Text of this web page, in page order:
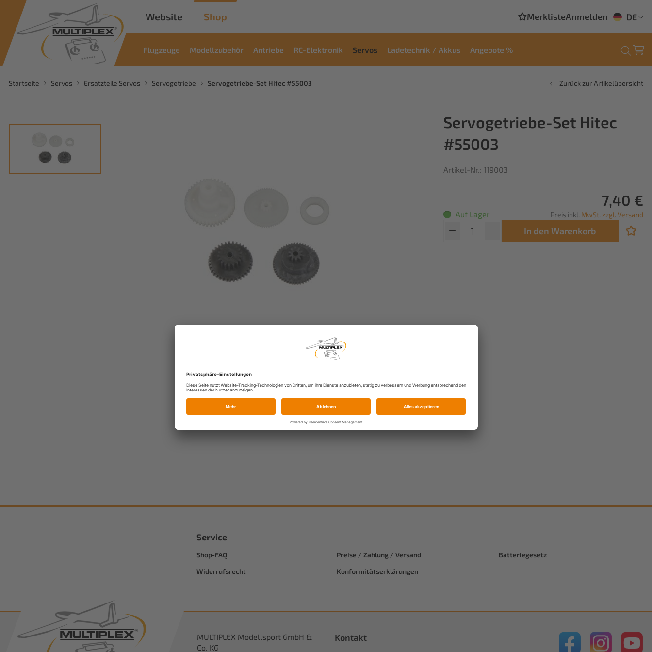
Website Shop MerklisteAnmelden DE
Flugzeuge Modellzubehör Antriebe RC-Elektronik Servos Ladetechnik / Akkus Angebote %
Startseite Servos Ersatzteile Servos Servogetriebe Servogetriebe-Set Hitec #55003 Zurück zur Artikelübersicht
Servogetriebe-Set Hitec
#55003
Artikel-Nr.: 119003
7,40 €
Preis inkl. MwSt. zzgl. Versand
Auf Lager
In den Warenkorb
Service
Shop-FAQ Preise / Zahlung / Versand
Batteriegesetz
Widerrufsrecht
Konformitätserklärungen
MULTIPLEX Modellsport GmbH &
Co. KG
Kontakt